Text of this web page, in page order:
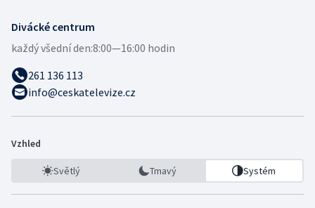
Divácké centrum
každý všední den:8:00—16:00 hodin
261 136 113
info@ceskatelevize.cz
Vzhled
Světlý Tmavý Systém